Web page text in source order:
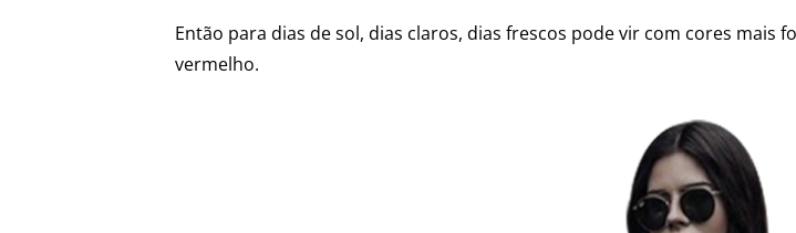
Então para dias de sol, dias claros, dias frescos pode vir com cores mais
vermelho.